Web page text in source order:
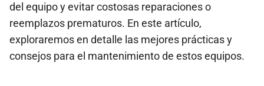
del equipo y evitar costosas reparaciones o
reemplazos prematuros. En este artículo,
exploraremos en detalle las mejores prácticas y
consejos para el mantenimiento de estos equipos.